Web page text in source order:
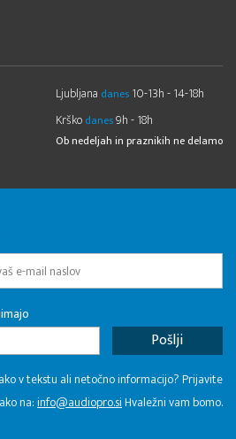
Ljubljana danes 10-13h - 14-18h
Krško danes9h - 18h
Ob nedeljah in praznikih ne delamo
v tekstu ali netočno informacijo? Prijavite
na:info@audiopro.siHvaležni vam bomo.